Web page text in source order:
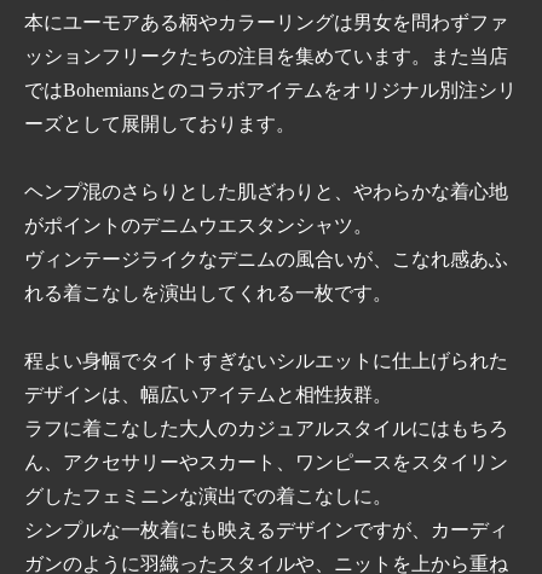
本にユーモアある柄やカラーリングは男女を問わずファ
ッションフリークたちの注目を集めています。また当店
ではBohemiansとのコラボアイテムをオリジナル別注シリ
ーズとして展開しております。
ヘンプ混のさらりとした肌ざわりと、やわらかな着心地
がポイントのデニムウエスタンシャツ。
ヴィンテージライクなデニムの風合いが、こなれ感あふ
れる着こなしを演出してくれる一枚です。
程よい身幅でタイトすぎないシルエットに仕上げられた
デザインは、幅広いアイテムと相性抜群。
ラフに着こなした大人のカジュアルスタイルにはもちろ
ん、アクセサリーやスカート、ワンピースをスタイリン
グしたフェミニンな演出での着こなしに。
シンプルな一枚着にも映えるデザインですが、カーディ
ガンのように羽織ったスタイルや、ニットを上から重ね